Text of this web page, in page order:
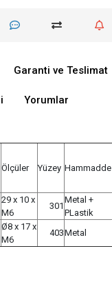
Garanti ve Teslimat
Yorumlar
Ölçüler Yüzey Hammadde
29 x 10 x
M6
301
Metal +
PLastik
Ø8 x 17 x
M6
403Metal